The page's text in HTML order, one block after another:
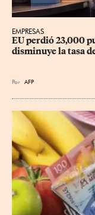
EMPRESAS
EU perdió 23,000
disminuye la tasa
Por AFP